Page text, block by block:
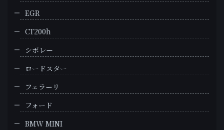
EGR
CT200h
シボレー
ロードスター
フェラーリ
フォード
BMW MINI